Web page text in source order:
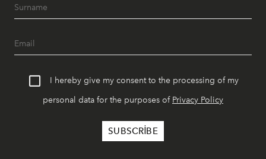
I hereby give my consent to the processing of my
personal data for the purposes of Privacy Policy